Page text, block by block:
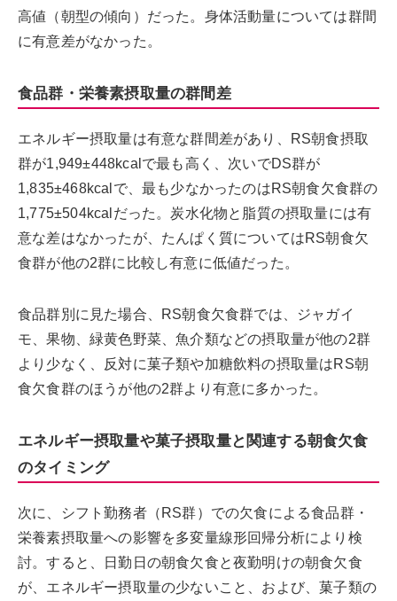
高値（朝型の傾向）だった。身体活動量については群間
に有意差がなかった。
食品群・栄養素摂取量の群間差
エネルギー摂取量は有意な群間差があり、RS朝食摂取
群が1,949±448kcalで最も高く、次いでDS群が
1,835±468kcalで、最も少なかったのはRS朝食欠食群の
1,775±504kcalだった。炭水化物と脂質の摂取量には有
意な差はなかったが、たんぱく質についてはRS朝食欠
食群が他の2群に比較し有意に低値だった。
食品群別に見た場合、RS朝食欠食群では、ジャガイ
モ、果物、緑黄色野菜、魚介類などの摂取量が他の2群
より少なく、反対に菓子類や加糖飲料の摂取量はRS朝
食欠食群のほうが他の2群より有意に多かった。
エネルギー摂取量や菓子摂取量と関連する朝食欠食
のタイミング
次に、シフト勤務者（RS群）での欠食による食品群・
栄養素摂取量への影響を多変量線形回帰分析により検
討。すると、日勤日の朝食欠食と夜勤明けの朝食欠食
が、エネルギー摂取量の少ないこと、および、菓子類の